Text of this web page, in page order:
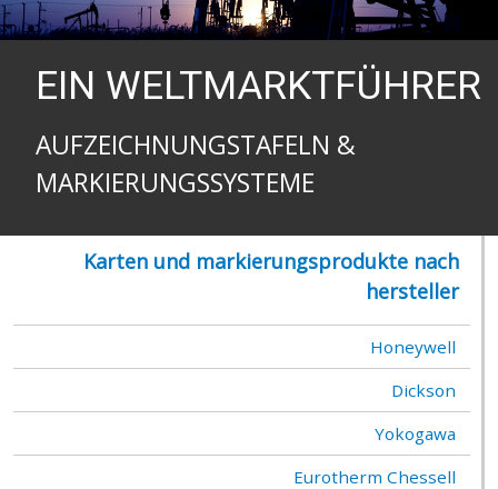
EIN WELTMARKTFÜHRER
AUFZEICHNUNGSTAFELN &
MARKIERUNGSSYSTEME
Karten und markierungsprodukte nach
hersteller
Honeywell
Dickson
Yokogawa
Eurotherm Chessell